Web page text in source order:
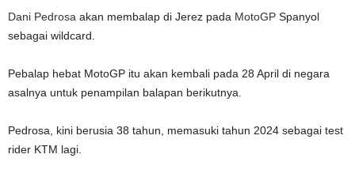
Dani Pedrosa akan membalap di Jerez pada MotoGP Spanyol
sebagai wildcard.
Pebalap hebat MotoGP itu akan kembali pada 28 April di negara
asalnya untuk penampilan balapan berikutnya.
Pedrosa, kini berusia 38 tahun, memasuki tahun 2024 sebagai test
rider KTM lagi.